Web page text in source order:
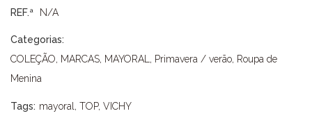
REF.ª N/A
Categorias:
COLEÇÃO, MARCAS, MAYORAL, Primavera / verão, Roupa de
Menina
Tags: mayoral , TOP, VICHY